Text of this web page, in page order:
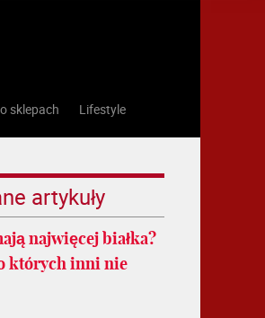
sklepach Lifestyle
artykuły
najwięcej białka?
których inni nie